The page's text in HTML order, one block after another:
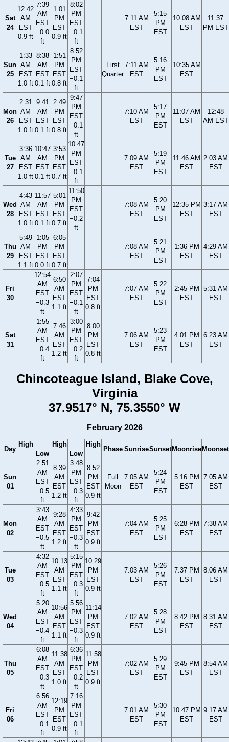
Sat
24
12:42
AM
EST
0.9 ft
7:39
AM
EST
−0.0
ft
1:01
PM
EST
0.9 ft
8:02
PM
EST
−0.1
ft
7:11 AM
EST
5:15
PM
EST
10:08 AM
EST
11:37
PM EST
Sun
25
1:33
AM
EST
1.0 ft
8:38
AM
EST
0.1 ft
1:51
PM
EST
0.8 ft
8:52
PM
EST
−0.1
ft
First
Quarter
7:11 AM
EST
5:16
PM
EST
10:35 AM
EST
Mon
26
2:31
AM
EST
1.0 ft
9:41
AM
EST
0.1 ft
2:49
PM
EST
0.8 ft
9:47
PM
EST
−0.1
ft
7:10 AM
EST
5:17
PM
EST
11:07 AM
EST
12:48
AM EST
Tue
27
3:36
AM
EST
1.0 ft
10:47
AM
EST
0.1 ft
3:53
PM
EST
0.7 ft
10:47
PM
EST
−0.1
ft
7:09 AM
EST
5:19
PM
EST
11:46 AM
EST
2:03 AM
EST
Wed
28
4:43
AM
EST
1.0 ft
11:57
AM
EST
0.1 ft
5:01
PM
EST
0.7 ft
11:50
PM
EST
−0.2
ft
7:08 AM
EST
5:20
PM
EST
12:35 PM
EST
3:17 AM
EST
Thu
29
5:49
AM
EST
1.1 ft
1:05
PM
EST
0.0 ft
6:05
PM
EST
0.7 ft
7:08 AM
EST
5:21
PM
EST
1:36 PM
EST
4:29 AM
EST
Fri
30
12:54
AM
EST
−0.3
ft
6:50
AM
EST
1.1 ft
2:07
PM
EST
−0.1
ft
7:04
PM
EST
0.8 ft
7:07 AM
EST
5:22
PM
EST
2:45 PM
EST
5:31 AM
EST
Sat
31
1:55
AM
EST
−0.4
ft
7:46
AM
EST
1.2 ft
3:00
PM
EST
−0.2
ft
8:00
PM
EST
0.8 ft
7:06 AM
EST
5:23
PM
EST
4:01 PM
EST
6:23 AM
EST
Chincoteague Island, Blake Cove,
Virginia
37.9517° N, 75.3550° W
February 2026
Day
High
Low
High
Low
High
Phase SunriseSunset Moonrise Moonset
Sun
01
2:51
AM
EST
−0.5
ft
8:39
AM
EST
1.2 ft
3:48
PM
EST
−0.3
ft
8:52
PM
EST
0.9 ft
Full
Moon
7:05 AM
EST
5:24
PM
EST
5:16 PM
EST
7:05 AM
EST
Mon
02
3:43
AM
EST
−0.5
ft
9:28
AM
EST
1.2 ft
4:33
PM
EST
−0.3
ft
9:42
PM
EST
0.9 ft
7:04 AM
EST
5:25
PM
EST
6:28 PM
EST
7:38 AM
EST
Tue
03
4:32
AM
EST
−0.5
ft
10:13
AM
EST
1.1 ft
5:15
PM
EST
−0.3
ft
10:29
PM
EST
0.9 ft
7:03 AM
EST
5:26
PM
EST
7:37 PM
EST
8:06 AM
EST
Wed
04
5:20
AM
EST
−0.4
ft
10:56
AM
EST
1.1 ft
5:56
PM
EST
−0.3
ft
11:14
PM
EST
0.9 ft
7:02 AM
EST
5:28
PM
EST
8:42 PM
EST
8:31 AM
EST
Thu
05
6:08
AM
EST
−0.3
ft
11:38
AM
EST
1.0 ft
6:36
PM
EST
−0.2
ft
11:58
PM
EST
0.9 ft
7:02 AM
EST
5:29
PM
EST
9:45 PM
EST
8:54 AM
EST
Fri
06
6:56
AM
EST
−0.1
ft
12:19
PM
EST
0.9 ft
7:16
PM
EST
−0.1
ft
7:01 AM
EST
5:30
PM
EST
10:47 PM
EST
9:17 AM
EST